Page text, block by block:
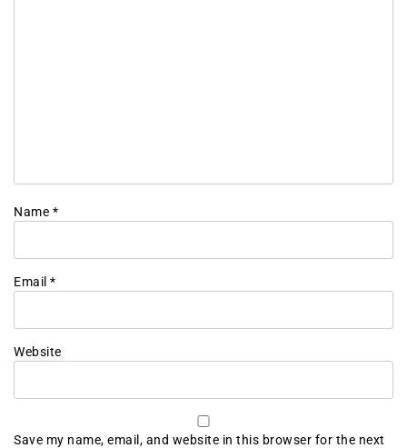
Name *
Email *
Website
Save my name, email, and website in this browser for the next